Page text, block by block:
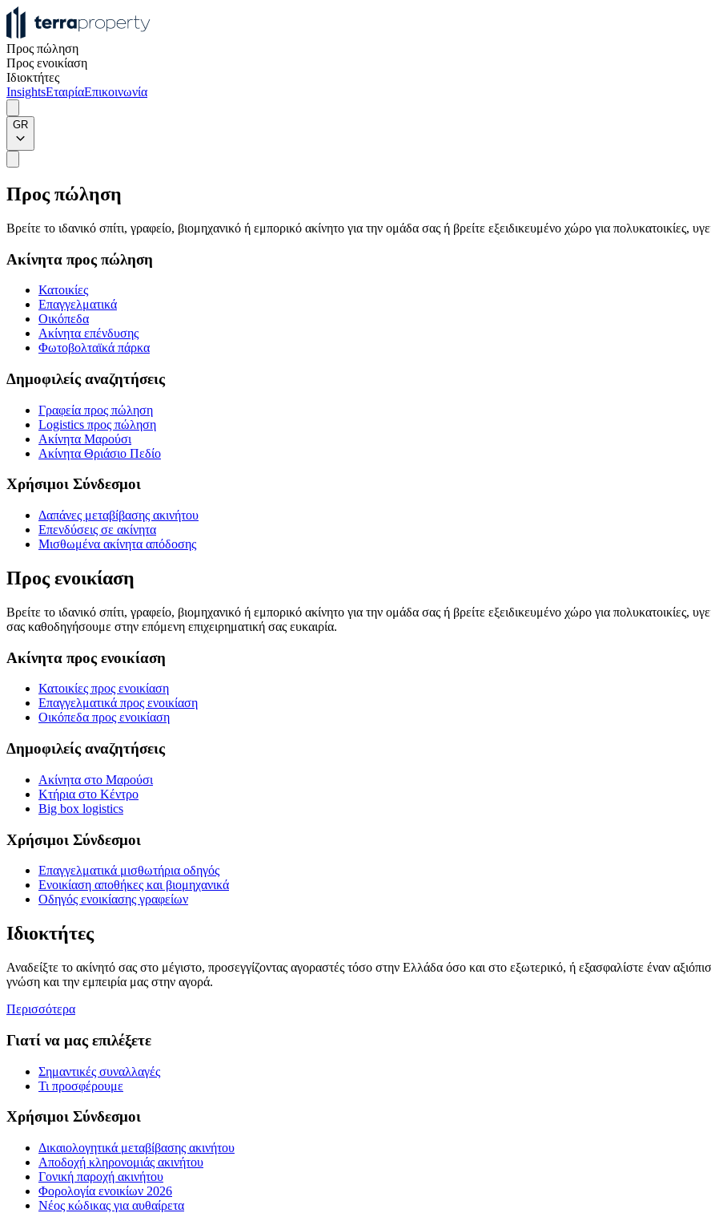
Προς πώληση
Προς ενοικίαση
Ιδιοκτήτες
InsightsΕταιρίαΕπικοινωνία
GR
Προς πώληση
Βρείτε το ιδανικό σπίτι, γραφείο, βιομηχανικό ή εμπορικό ακίνητο για την ομάδα σας ή βρείτε εξειδικευμένο χώρο για πολυκατοικίες,
Ακίνητα προς πώληση
Κατοικίες
Επαγγελματικά
Οικόπεδα
Ακίνητα επένδυσης
Φωτοβολταϊκά πάρκα
Δημοφιλείς αναζητήσεις
Γραφεία προς πώληση
Logistics προς πώληση
Ακίνητα Μαρούσι
Ακίνητα Θριάσιο Πεδίο
Χρήσιμοι Σύνδεσμοι
Δαπάνες μεταβίβασης ακινήτου
Επενδύσεις σε ακίνητα
Μισθωμένα ακίνητα απόδοσης
Προς ενοικίαση
Βρείτε το ιδανικό σπίτι, γραφείο, βιομηχανικό ή εμπορικό ακίνητο για την ομάδα σας ή βρείτε εξειδικευμένο χώρο για πολυκατοικίες,
σας καθοδηγήσουμε στην επόμενη επιχειρηματική σας ευκαιρία.
Ακίνητα προς ενοικίαση
Κατοικίες προς ενοικίαση
Επαγγελματικά προς ενοικίαση
Οικόπεδα προς ενοικίαση
Δημοφιλείς αναζητήσεις
Ακίνητα στο Μαρούσι
Κτήρια στο Κέντρο
Big box logistics
Χρήσιμοι Σύνδεσμοι
Επαγγελματικά μισθωτήρια οδηγός
Ενοικίαση αποθήκες και βιομηχανικά
Οδηγός ενοικίασης γραφείων
Ιδιοκτήτες
Αναδείξτε το ακίνητό σας στο μέγιστο, προσεγγίζοντας αγοραστές τόσο στην Ελλάδα όσο και στο εξωτερικό, ή εξασφαλίστε έναν
γνώση και την εμπειρία μας στην αγορά.
Περισσότερα
Γιατί να μας επιλέξετε
Σημαντικές συναλλαγές
Τι προσφέρουμε
Χρήσιμοι Σύνδεσμοι
Δικαιολογητικά μεταβίβασης ακινήτου
Αποδοχή κληρονομιάς ακινήτου
Γονική παροχή ακινήτου
Φορολογία ενοικίων 2026
Νέος κώδικας για αυθαίρετα